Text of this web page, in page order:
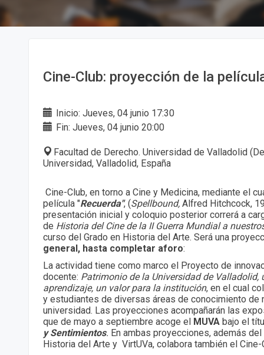
Cine-Club: proyección de la
Inicio: Jueves, 04 junio 17:30
Fin: Jueves, 04 junio 20:00
Facultad de Derecho. Universidad de Valladolid
Universidad, Valladolid, España
Cine-Club, en torno a Cine y Medicina, mediante el
película "Recuerda", (Spellbound, Alfred Hitchcock,
presentación inicial y coloquio posterior correrá a
de Historia del Cine de la II Guerra Mundial a
curso del Grado en Historia del Arte. Será una
general, hasta completar aforo:
La actividad tiene como marco el Proyecto de
docente: Patrimonio de la Universidad de Valladolid,
aprendizaje, un valor para la institución, en el cual
y estudiantes de diversas áreas de conocimiento de
universidad. Las proyecciones acompañarán las
que de mayo a septiembre acoge el
MUVA bajo el
y Sentimientos. En ambas proyecciones, además
Historia del Arte y VirtUVa, colabora también el Cine-